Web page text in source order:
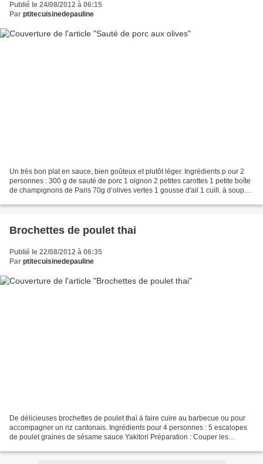
Publié le 24/08/2012 à 06:15
Par ptitecuisinedepauline
Un très bon plat en sauce, bien goûteux et plutôt léger. Ingrédients p our 2
personnes : 300 g de sauté de porc 1 oignon 2 petites carottes 1 petite boîte
de champignons de Paris 70g d’olives vertes 1 gousse d'ail 1 cuill. à soupe
Brochettes de poulet thai
Publié le 22/08/2012 à 06:35
Par ptitecuisinedepauline
De délicieuses brochettes de poulet thaï à faire cuire au barbecue ou pour
accompagner un riz cantonais. Ingrédients pour 4 personnes : 5 escalopes
de poulet graines de sésame sauce Yakitori Préparation : Couper les